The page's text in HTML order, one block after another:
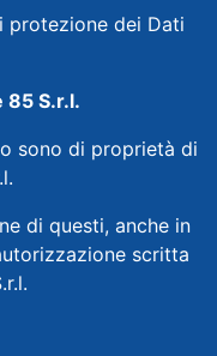
protezione dei Dati
85 S.r.l.
sono di proprietà di
di questi, anche in
scritta